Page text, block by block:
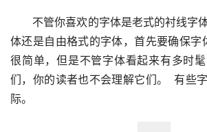
不管你喜欢的字体是老式的衬线字
体还是自由格式的字体，首先要确保字
很简单，但是不管字体看起来有多时
们，你的读者也不会理解它们。  有些
际。